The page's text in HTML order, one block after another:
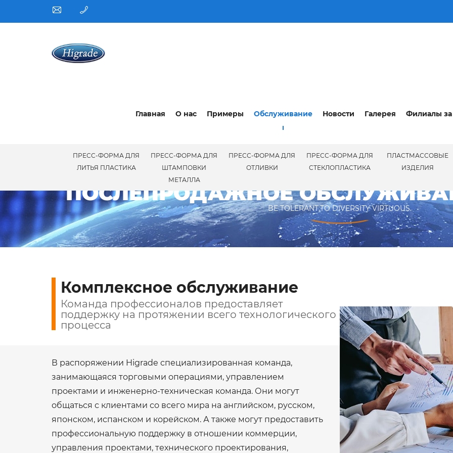
Главная О нас Примеры Обслуживание Новости Галерея Филиалы
ПРЕСС-ФОРМА ДЛЯ
ЛИТЬЯ ПЛАСТИКА
ПРЕСС-ФОРМА ДЛЯ
ШТАМПОВКИ
МЕТАЛЛА
ПРЕСС-ФОРМА ДЛЯ
ОТЛИВКИ
ПРЕСС-ФОРМА ДЛЯ
СТЕКЛОПЛАСТИКА
ПЛАСТМАССОВЫЕ
ИЗДЕЛИЯ
СЕРВИС
ПОСЛЕПРОДАЖНОЕ
BE TOLERANT,TO DIVERSITY VIRTUOUS.
Комплексное обслуживание
Команда профессионалов предоставляет
поддержку на протяжении всего технологического
процесса
В распоряжении Higrade специализированная команда,
занимающаяся торговыми операциями, управлением
проектами и инженерно-техническая команда. Они могут
общаться с клиентами со всего мира на английском, русском,
японском, испанском и корейском. А также могут предоставить
профессиональную поддержку в отношении коммерции,
управления проектами, технического проектирования,